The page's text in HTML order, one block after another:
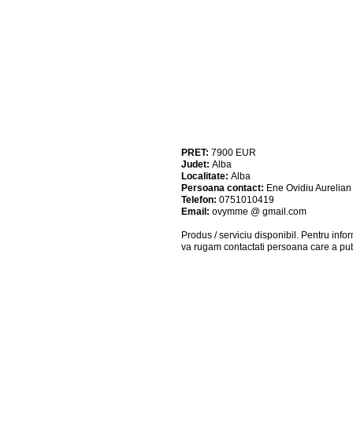
PRET: 7900 EUR
Judet: Alba
Localitate: Alba
Persoana contact: Ene Ovidiu Aurelian
Telefon: 0751010419
Email: ovymme @ gmail.com
Produs / serviciu disponibil . Pentru
va rugam contactati persoana care a